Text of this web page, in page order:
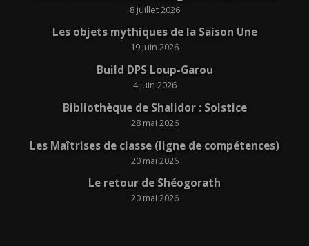
8 juillet 2026
Les objets mythiques de la Saison Une
19 juin 2026
Build DPS Loup-Garou
4 juin 2026
Bibliothèque de Shalidor : Solstice
28 mai 2026
Les Maîtrises de classe (ligne de compétences)
20 mai 2026
Le retour de Shéogorath
20 mai 2026